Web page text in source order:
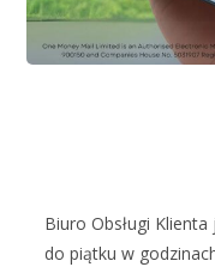
Biuro Obsługi
do piątku w